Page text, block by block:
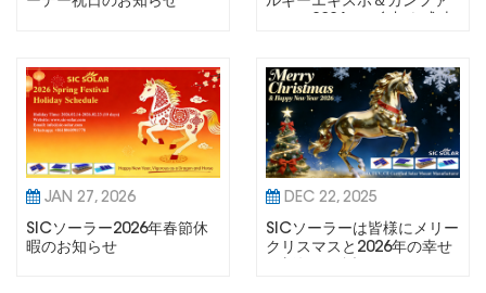
JAN 27, 2026
SICソーラー2026年春節休
暇のお知らせ
DEC 22, 2025
SICソーラーは皆様にメリー
クリスマスと2026年の幸せ